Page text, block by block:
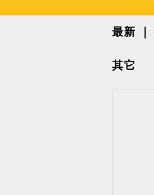
最新
其它